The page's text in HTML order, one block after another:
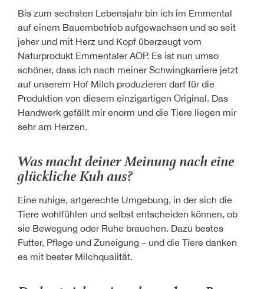
Bis zum sechsten Lebensjahr bin ich im Emmental
auf einem Bauernbetrieb aufgewachsen und so seit
jeher und mit Herz und Kopf überzeugt vom
Naturprodukt Emmentaler AOP. Es ist nun umso
schöner, dass ich nach meiner Schwingkarriere jetzt
auf unserem Hof Milch produzieren darf für die
Produktion von diesem einzigartigen Original. Das
Handwerk gefällt mir enorm und die Tiere liegen mir
sehr am Herzen.
Was macht deiner Meinung nach eine
glückliche Kuh aus?
Eine ruhige, artgerechte Umgebung, in der sich die
Tiere wohlfühlen und selbst entscheiden können, ob
sie Bewegung oder Ruhe brauchen. Dazu bestes
Futter, Pflege und Zuneigung – und die Tiere danken
es mit bester Milchqualität.